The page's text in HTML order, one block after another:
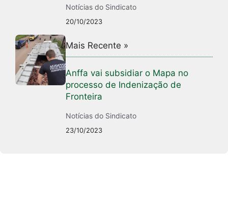
Notícias do Sindicato
20/10/2023
Mais Recente »
Anffa vai subsidiar o Mapa no
processo de Indenização de
Fronteira
Notícias do Sindicato
23/10/2023